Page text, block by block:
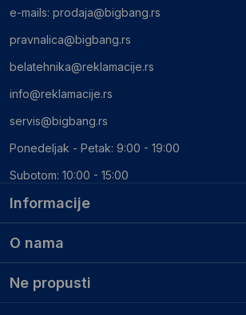
Informacije
O nama
Ne propusti
e-mails: prodaja@bigbang.rs
pravnalica@bigbang.rs
belatehnika@reklamacije.rs
info@reklamacije.rs
servis@bigbang.rs
Ponedeljak - Petak: 9:00 - 19:00
Subotom: 10:00 - 15:00